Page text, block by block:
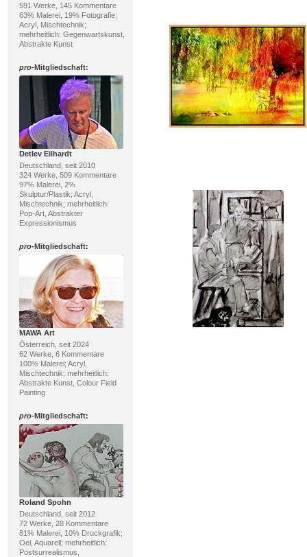
591 Werke, 145 Kommentare
63% Malerei, 19% Fotografie;
Acryl, Mischtechnik;
mehrheitlich: Gegenwartskunst,
Abstrakte Kunst
pro-Mitgliedschaft:
Detlev Eilhardt
Deutschland, seit 2010
324 Werke, 509 Kommentare
97% Malerei, 2%
Skulptur/Plastik; Acryl,
Mischtechnik; mehrheitlich:
Pop-Art, Abstrakter
Expressionismus
pro-Mitgliedschaft:
MAWA Art
Österreich, seit 2024
62 Werke, 6 Kommentare
100% Malerei; Acryl,
Mischtechnik; mehrheitlich:
Abstrakte Kunst, Colour Field
Painting
pro-Mitgliedschaft:
Roland Spohn
Deutschland, seit 2012
72 Werke, 28 Kommentare
81% Malerei, 10% Druckgrafik;
Oel, Aquarell; mehrheitlich:
Postsurrealismus,